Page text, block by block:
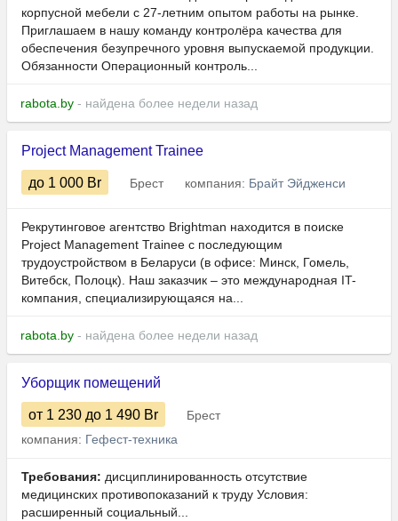
корпусной мебели с 27-летним опытом работы на рынке.
Приглашаем в нашу команду контролёра качества для
обеспечения безупречного уровня выпускаемой продукции.
Обязанности Операционный контроль...
rabota.by - найдена более недели назад
Project Management Trainee
до 1 000 Br Брест компания: Брайт Эйдженси
Рекрутинговое агентство Brightman находится в поиске
Project Management Trainee с последующим
трудоустройством в Беларуси (в офисе: Минск, Гомель,
Витебск, Полоцк). Наш заказчик – это международная IT-
компания, специализирующаяся на...
rabota.by - найдена более недели назад
Уборщик помещений
от 1 230 до 1 490 Br
Брест
компания: Гефест-техника
Требования: дисциплинированность отсутствие
медицинских противопоказаний к труду Условия:
расширенный социальный...